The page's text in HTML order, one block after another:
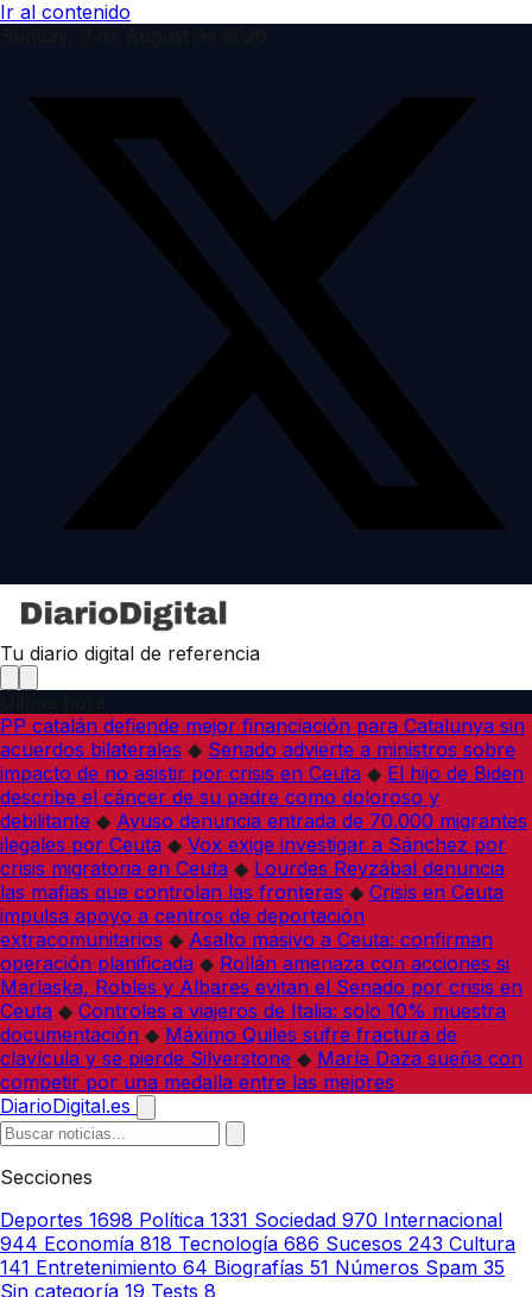
Ir al contenido
Tu diario digital de referencia
PP catalán defiende mejor financiación para Catalunya sin
acuerdos bilaterales ◆ Senado advierte a ministros sobre
impacto de no asistir por crisis en Ceuta ◆ El hijo de Biden
describe el cáncer de su padre como doloroso y
debilitante ◆ Ayuso denuncia entrada de 70.000 migrantes
ilegales por Ceuta ◆ Vox exige investigar a Sánchez por
crisis migratoria en Ceuta ◆ Lourdes Reyzábal denuncia
las mafias que controlan las fronteras ◆ Crisis en Ceuta
impulsa apoyo a centros de deportación
extracomunitarios ◆ Asalto masivo a Ceuta: confirman
operación planificada ◆ Rollán amenaza con acciones si
Marlaska, Robles y Albares evitan el Senado por crisis en
Ceuta ◆ Controles a viajeros de Italia: solo 10% muestra
documentación ◆ Máximo Quiles sufre fractura de
clavícula y se pierde Silverstone ◆ María Daza sueña con
competir por una medalla entre las mejores
DiarioDigital.es
Secciones
Deportes 1698 Política 1331 Sociedad 970 Internacional
944 Economía 818 Tecnología 686 Sucesos 243 Cultura
141 Entretenimiento 64 Biografías 51 Números Spam 35
Sin categoría 19 Tests 8